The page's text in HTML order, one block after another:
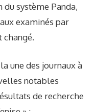
du système Panda,
examinés par
changé.
une des journaux à
notables
de recherche